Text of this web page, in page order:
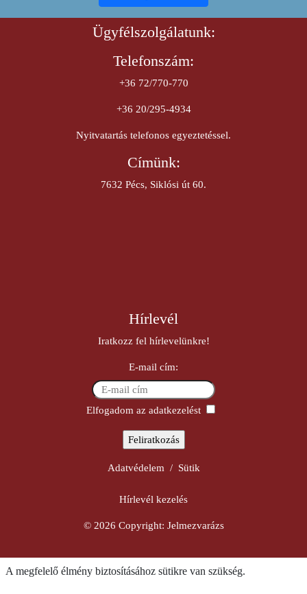
Ügyfélszolgálatunk:
Telefonszám:
+36 72/770-770
+36 20/295-4934
Nyitvatartás telefonos egyeztetéssel.
Címünk:
7632 Pécs, Siklósi út 60.
Hírlevél
Iratkozz fel hírlevelünkre!
E-mail cím:
Elfogadom az adatkezelést
Adatvédelem / Sütik
Hírlevél kezelés
© 2026 Copyright: Jelmezvarázs
A megfelelő élmény biztosításához sütikre van szükség.